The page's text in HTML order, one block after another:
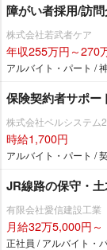
障がい者採用/訪
株式会社若武者ケア
年収255万円～270
アルバイト・パート /
保険契約者サポー
株式会社ベルシステム
時給1,700円
アルバイト・パート /
JR線路の保守・
有限会社愛信建設工業
月給32万5,000円～
正社員 / アルバイト・